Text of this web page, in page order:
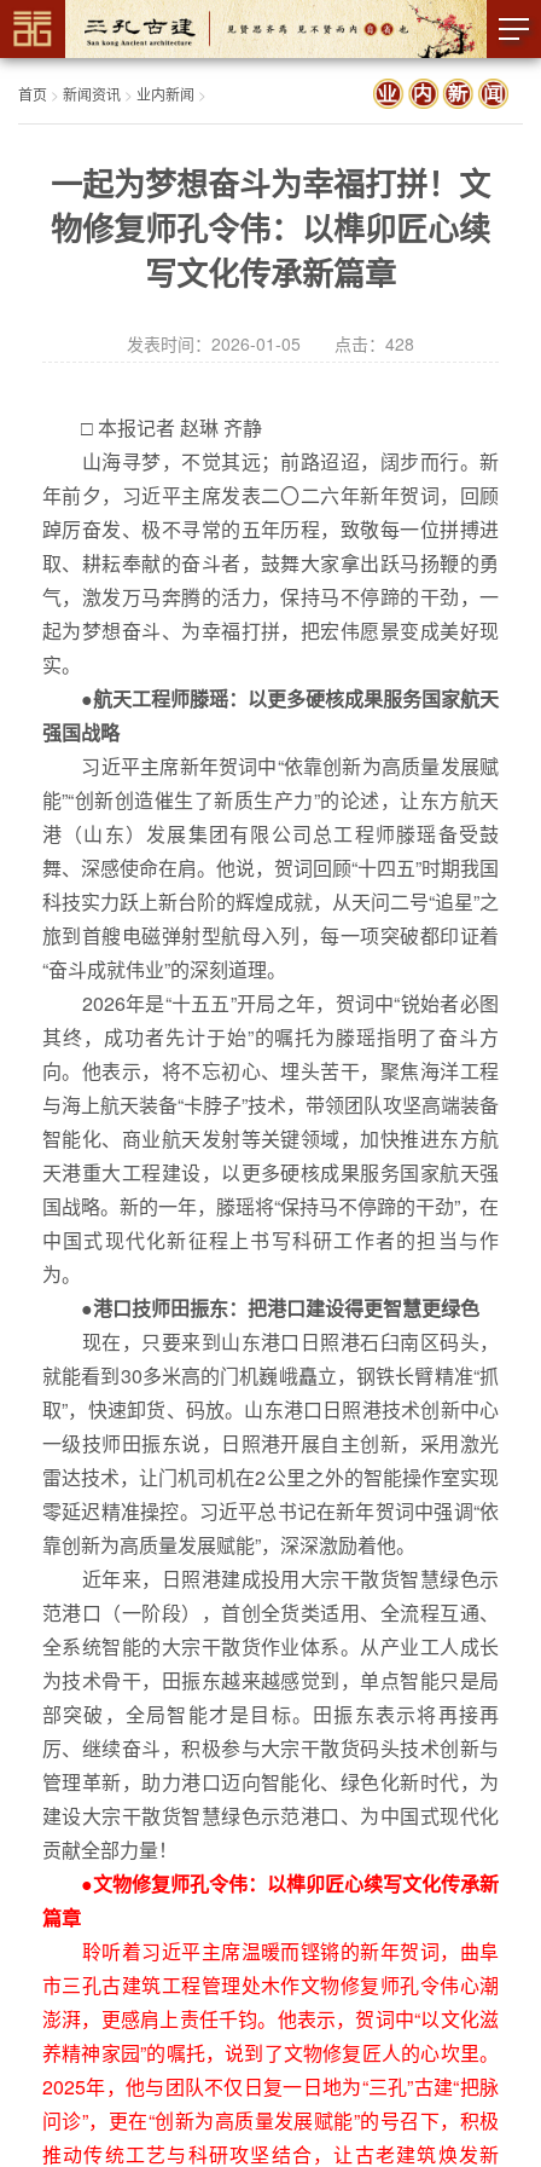
首页 > 新闻资讯 > 业内新闻 >
一起为梦想奋斗为幸福打拼！文
物修复师孔令伟：以榫卯匠心续
写文化传承新篇章
发表时间：2026-01-05 点击： 428
□ 本报记者 赵琳 齐静
山海寻梦，不觉其远；前路迢迢，阔步而行。新
年前夕，习近平主席发表二〇二六年新年贺词，回顾
踔厉奋发、极不寻常的五年历程，致敬每一位拼搏进
取、耕耘奉献的奋斗者，鼓舞大家拿出跃马扬鞭的勇
气，激发万马奔腾的活力，保持马不停蹄的干劲，一
起为梦想奋斗、为幸福打拼，把宏伟愿景变成美好现
实。
●航天工程师滕瑶：以更多硬核成果服务国家航天
强国战略
习近平主席新年贺词中“依靠创新为高质量发展赋
能”“创新创造催生了新质生产力”的论述，让东方航天
港（山东）发展集团有限公司总工程师滕瑶备受鼓
舞、深感使命在肩。他说，贺词回顾“十四五”时期我国
科技实力跃上新台阶的辉煌成就，从天问二号“追星”之
旅到首艘电磁弹射型航母入列，每一项突破都印证着
“奋斗成就伟业”的深刻道理。
2026年是“十五五”开局之年，贺词中“锐始者必图
其终，成功者先计于始”的嘱托为滕瑶指明了奋斗方
向。他表示，将不忘初心、埋头苦干，聚焦海洋工程
与海上航天装备“卡脖子”技术，带领团队攻坚高端装备
智能化、商业航天发射等关键领域，加快推进东方航
天港重大工程建设，以更多硬核成果服务国家航天强
国战略。新的一年，滕瑶将“保持马不停蹄的干劲”，在
中国式现代化新征程上书写科研工作者的担当与作
为。
●港口技师田振东：把港口建设得更智慧更绿色
现在，只要来到山东港口日照港石臼南区码头，
就能看到30多米高的门机巍峨矗立，钢铁长臂精准“抓
取”，快速卸货、码放。山东港口日照港技术创新中心
一级技师田振东说，日照港开展自主创新，采用激光
雷达技术，让门机司机在2公里之外的智能操作室实现
零延迟精准操控。习近平总书记在新年贺词中强调“依
靠创新为高质量发展赋能”，深深激励着他。
近年来，日照港建成投用大宗干散货智慧绿色示
范港口（一阶段），首创全货类适用、全流程互通、
全系统智能的大宗干散货作业体系。从产业工人成长
为技术骨干，田振东越来越感觉到，单点智能只是局
部突破，全局智能才是目标。田振东表示将再接再
厉、继续奋斗，积极参与大宗干散货码头技术创新与
管理革新，助力港口迈向智能化、绿色化新时代，为
建设大宗干散货智慧绿色示范港口、为中国式现代化
贡献全部力量！
●文物修复师孔令伟：以榫卯匠心续写文化传承新
篇章
聆听着习近平主席温暖而铿锵的新年贺词，曲阜
市三孔古建筑工程管理处木作文物修复师孔令伟心潮
澎湃，更感肩上责任千钧。他表示，贺词中“以文化滋
养精神家园”的嘱托，说到了文物修复匠人的心坎里。
2025年，他与团队不仅日复一日地为“三孔”古建“把脉
问诊”，更在“创新为高质量发展赋能”的号召下，积极
推动传统工艺与科研攻坚结合，让古老建筑焕发新